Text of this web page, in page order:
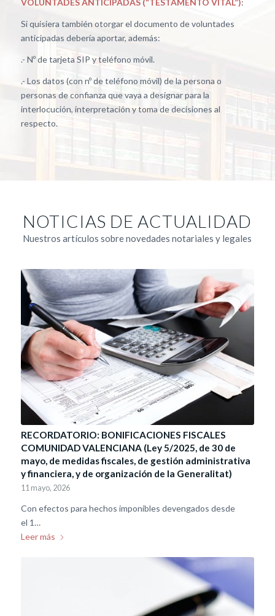
VOLUNTADES ANTICIPADAS (“TESTAMENTO VITAL”):
Si quisiera también otorgar el documento de voluntades
anticipadas debería aportar, además:
.- Nº de tarjeta SIP y teléfono móvil.
.- Los datos (con nº de teléfono móvil) de la persona o
personas de confianza que vaya a designar para la
interlocución, interpretación y toma de decisiones al
respecto.
NOTICIAS DE ACTUALIDAD
Nuestros artículos sobre novedades notariales y legales
RECORDATORIO: BONIFICACIONES FISCALES
COMUNIDAD VALENCIANA (Ley 5/2025, de 30 de
mayo, de medidas fiscales, de gestión administrativa
y financiera, y de organización de la Generalitat)
11 mayo, 2026
Con efectos para hechos imponibles devengados desde
el 1…
Leer más